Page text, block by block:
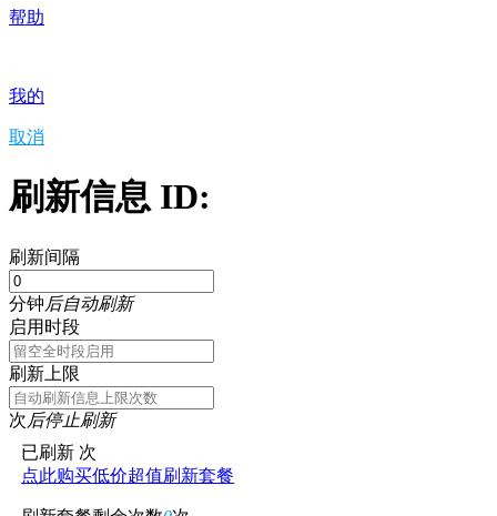
帮助
我的
取消
刷新信息 ID:
刷新间隔
分钟后自动刷新
启用时段
刷新上限
次后停止刷新
已刷新 次
点此购买低价超值刷新套餐